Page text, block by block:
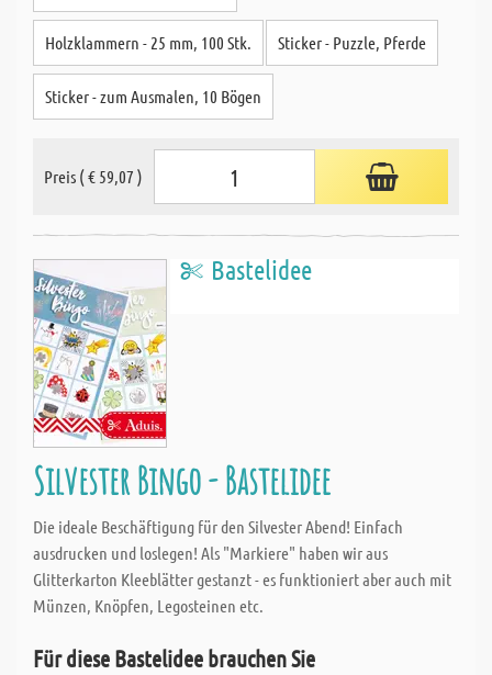
Holzklammern - 25 mm, 100 Stk. Sticker - Puzzle, Pferde
Sticker - zum Ausmalen, 10 Bögen
Preis ( € 59,07 )
Bastelidee
Silvester Bingo - Bastelidee
Die ideale Beschäftigung für den Silvester Abend! Einfach
ausdrucken und loslegen! Als "Markiere" haben wir aus
Glitterkarton Kleeblätter gestanzt - es funktioniert aber auch mit
Münzen, Knöpfen, Legosteinen etc.
Für diese Bastelidee brauchen Sie